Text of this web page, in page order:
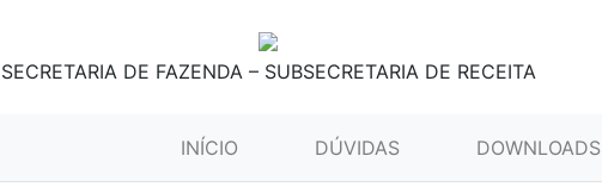
SECRETARIA DE FAZENDA – SUBSECRETARIA DE RECEITA
INÍCIO (CURRENT)DÚVIDAS DOWNLOADS